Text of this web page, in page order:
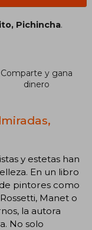
Pichincha.
Comparte y gana
dinero
y estetas han
En un libro
pintores como
Manet o
la autora
No solo